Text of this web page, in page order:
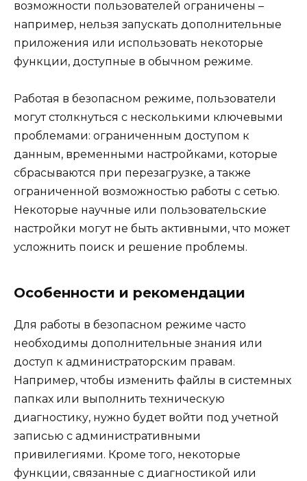
возможности пользователей ограничены –
например, нельзя запускать дополнительные
приложения или использовать некоторые
функции, доступные в обычном режиме.
Работая в безопасном режиме, пользователи
могут столкнуться с несколькими ключевыми
проблемами: ограниченным доступом к
данным, временными настройками, которые
сбрасываются при перезагрузке, а также
ограниченной возможностью работы с сетью.
Некоторые научные или пользовательские
настройки могут не быть активными, что может
усложнить поиск и решение проблемы.
Особенности и рекомендации
Для работы в безопасном режиме часто
необходимы дополнительные знания или
доступ к администраторским правам.
Например, чтобы изменить файлы в системных
папках или выполнить техническую
диагностику, нужно будет войти под учетной
записью с административными
привилегиями. Кроме того, некоторые
функции, связанные с диагностикой или